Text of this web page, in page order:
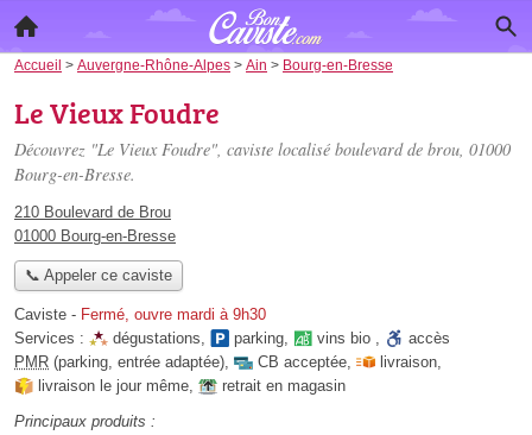
Accueil > Auvergne-Rhône-Alpes > Ain > Bourg-en-Bresse
Le Vieux Foudre
Découvrez "Le Vieux Foudre", caviste localisé boulevard de brou, 01000
Bourg-en-Bresse.
210 Boulevard de Brou
01000 Bourg-en-Bresse
📞 Appeler ce caviste
Caviste - Fermé, ouvre mardi à 9h30
Services :
dégustations, parking, vins bio ,
accès
PMR (parking, entrée adaptée), CB acceptée, livraison,
livraison le jour même,
retrait en magasin
Principaux produits :